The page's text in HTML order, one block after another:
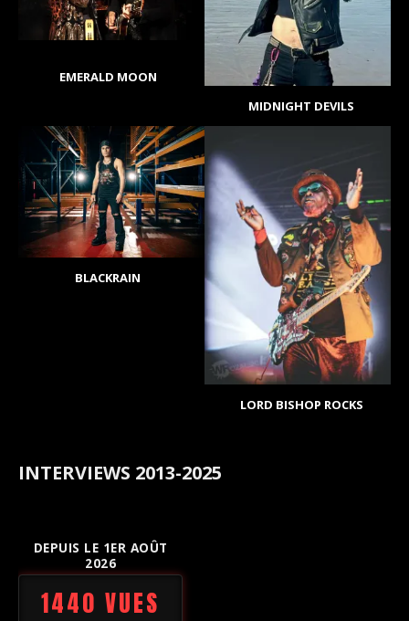
EMERALD MOON
MIDNIGHT DEVILS
BLACKRAIN
LORD BISHOP ROCKS
INTERVIEWS 2013-2025
DEPUIS LE 1ER AOÛT
2026
1440 VUES